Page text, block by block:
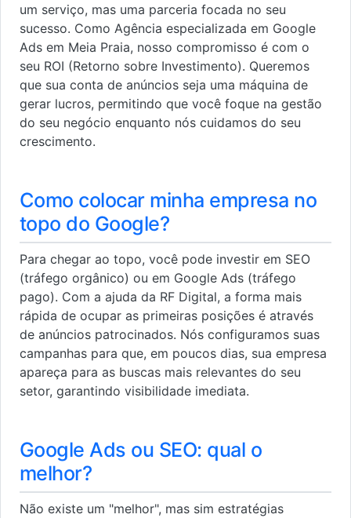
um serviço, mas uma parceria focada no seu
sucesso. Como Agência especializada em Google
Ads em Meia Praia, nosso compromisso é com o
seu ROI (Retorno sobre Investimento). Queremos
que sua conta de anúncios seja uma máquina de
gerar lucros, permitindo que você foque na gestão
do seu negócio enquanto nós cuidamos do seu
crescimento.
Como colocar minha empresa no
topo do Google?
Para chegar ao topo, você pode investir em SEO
(tráfego orgânico) ou em Google Ads (tráfego
pago). Com a ajuda da RF Digital, a forma mais
rápida de ocupar as primeiras posições é através
de anúncios patrocinados. Nós configuramos suas
campanhas para que, em poucos dias, sua empresa
apareça para as buscas mais relevantes do seu
setor, garantindo visibilidade imediata.
Google Ads ou SEO: qual o
melhor?
Não existe um "melhor", mas sim estratégias